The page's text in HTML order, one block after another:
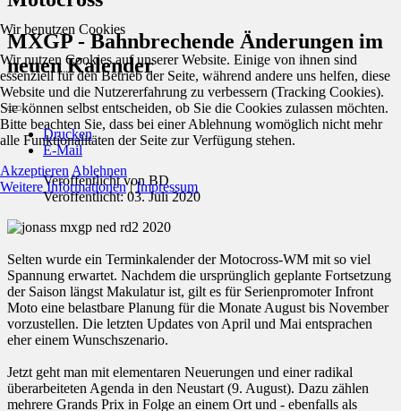
MXGP - Bahnbrechende Änderungen im
neuen Kalender
Drucken
E-Mail
Veröffentlicht von BD
Veröffentlicht: 03. Juli 2020
Selten wurde ein Terminkalender der Motocross-WM mit so viel
Spannung erwartet. Nachdem die ursprünglich geplante Fortsetzung
der Saison längst Makulatur ist, gilt es für Serienpromoter Infront
Moto eine belastbare Planung für die Monate August bis November
vorzustellen. Die letzten Updates von April und Mai entsprachen
eher einem Wunschszenario.
Jetzt geht man mit elementaren Neuerungen und einer radikal
überarbeiteten Agenda in den Neustart (9. August). Dazu zählen
mehrere Grands Prix in Folge an einem Ort und - ebenfalls als
Wir benutzen Cookies
Wir nutzen Cookies auf unserer Website. Einige von ihnen sind
essenziell für den Betrieb der Seite, während andere uns helfen, diese
Website und die Nutzererfahrung zu verbessern (Tracking Cookies).
Sie können selbst entscheiden, ob Sie die Cookies zulassen möchten.
Bitte beachten Sie, dass bei einer Ablehnung womöglich nicht mehr
alle Funktionalitäten der Seite zur Verfügung stehen.
Akzeptieren Ablehnen
Weitere Informationen|Impressum